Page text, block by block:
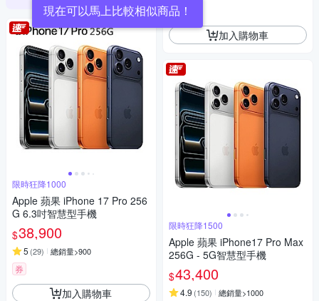
限時狂降1000
Apple 蘋果 iPhone 17 Pro 256
G 6.3吋智慧型手機
$38,900
5 (29) 總銷量>900
券
加入購物車
券
加入購物車
限時狂降1500
Apple 蘋果 iPhone17 Pro Max
256G - 5G智慧型手機
$43,400
4.9 (150) 總銷量>1000